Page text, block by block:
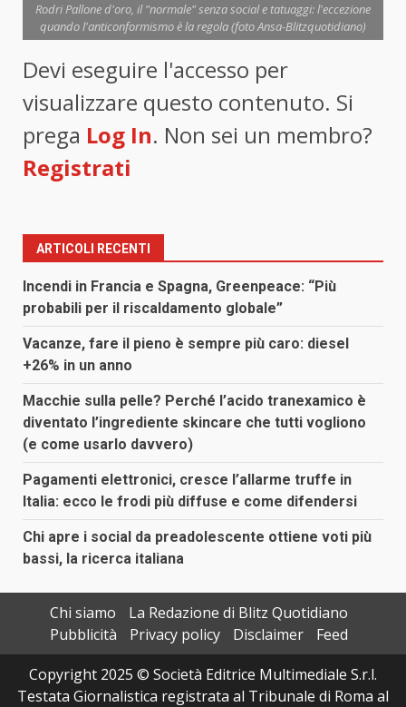
Rodri Pallone d'oro, il "normale" senza social e tatuaggi: l'eccezione
quando l'anticonformismo è la regola (foto Ansa-Blitzquotidiano)
Devi eseguire l'accesso per
visualizzare questo contenuto. Si
prega Log In. Non sei un membro?
Registrati
ARTICOLI RECENTI
Incendi in Francia e Spagna, Greenpeace: “Più
probabili per il riscaldamento globale”
Vacanze, fare il pieno è sempre più caro: diesel
+26% in un anno
Macchie sulla pelle? Perché l’acido tranexamico è
diventato l’ingrediente skincare che tutti vogliono
(e come usarlo davvero)
Pagamenti elettronici, cresce l’allarme truffe in
Italia: ecco le frodi più diffuse e come difendersi
Chi apre i social da preadolescente ottiene voti più
bassi, la ricerca italiana
Chi siamo
La Redazione di Blitz Quotidiano
Pubblicità
Privacy policy Disclaimer
Feed
Copyright 2025 © Società Editrice Multimediale S.r.l.
Testata Giornalistica registrata al Tribunale di Roma al